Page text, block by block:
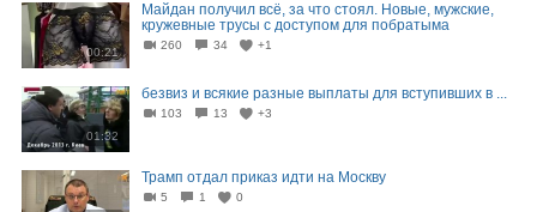
00:21
Майдан получил всё, за что стоял. Новые, мужские,
кружевные трусы с доступом для побратыма
260 34 +1
01:32
безвиз и всякие разные выплаты для вступивших в ...
103 13 +3
Трамп отдал приказ идти на Москву
5 1 0